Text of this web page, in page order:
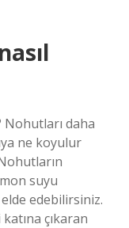
daha
ne koyulur
suyu
edebilirsiniz.
çıkaran